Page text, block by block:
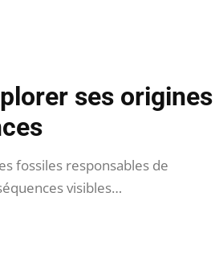
ses origines
fossiles responsables de
visibles…